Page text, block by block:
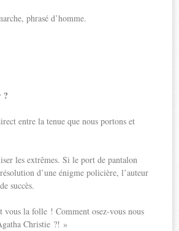
phrasé d’homme.
?
entre la tenue que nous portons et
les extrêmes. Si le port de pantalon
d’une énigme policière, l’auteur
succès.
la folle ! Comment osez-vous nous
Christie ?! »